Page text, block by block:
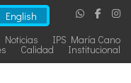
English
IPS María Cano
Noticias
Institucional
Calidad